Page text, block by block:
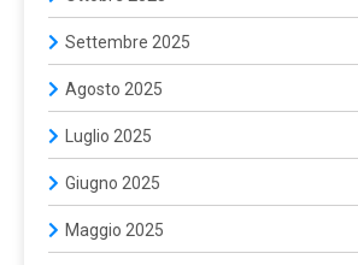
Settembre 2025
Agosto 2025
Luglio 2025
Giugno 2025
Maggio 2025